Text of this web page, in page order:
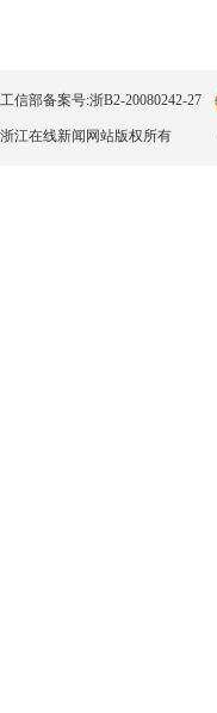
工信部备案号:浙B2-20080242-27
浙江在线新闻网站版权所有